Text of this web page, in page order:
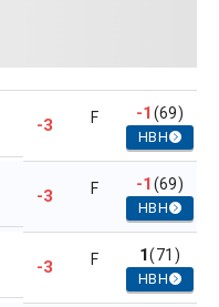
-3 F -1(69)
HBH
-3 F -1(69)
HBH
-3 F 1(71)
HBH